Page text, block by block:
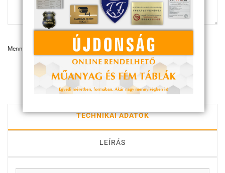
Mennyiség:
KOSÁRBA
TECHNIKAI ADATOK
LEÍRÁS